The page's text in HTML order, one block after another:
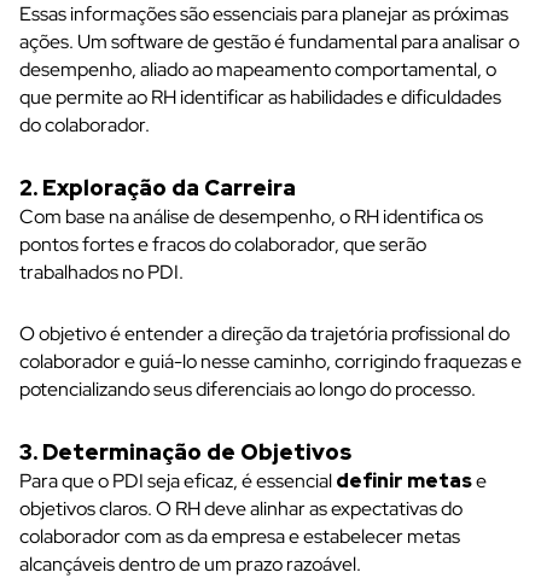
Essas informações são essenciais para planejar as próximas
ações. Um software de gestão é fundamental para analisar o
desempenho, aliado aomapeamento comportamental, o
que permite ao RH identificar as habilidades e dificuldades
do colaborador.
2. Exploração da Carreira
Com base na análise de desempenho, o RH identifica os
pontos fortes e fracos do colaborador, que serão
trabalhados no PDI.
O objetivo é entender a direção da trajetória profissional do
colaborador e guiá-lo nesse caminho, corrigindo fraquezas e
potencializando seus diferenciais ao longo do processo.
3. Determinação de Objetivos
Para que o PDI seja eficaz, é essencialdefinir metase
objetivos claros. O RH deve alinhar as expectativas do
colaborador com as da empresa e estabelecer metas
alcançáveis dentro de um prazo razoável.